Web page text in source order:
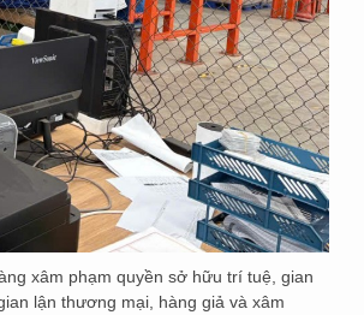
xâm phạm quyền sở hữu trí tuệ, gian
lận thương mại, hàng giả và xâm